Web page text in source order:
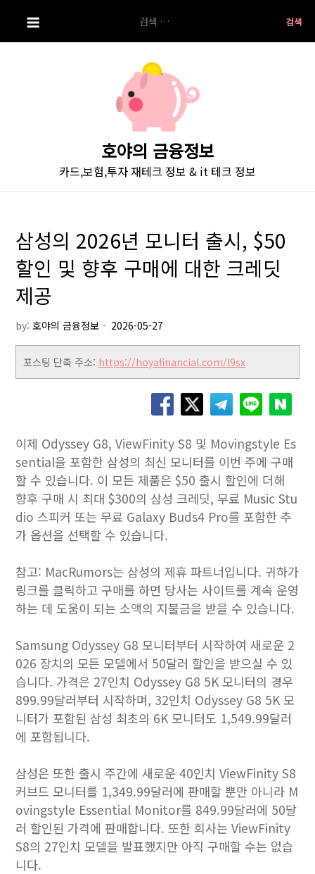
i
색:
호야의 금융정보
카드,보험,투자 재테크 정보 & it 테크 정보
삼성의 2026년 모니터 출시, $50
할인 및 향후 구매에 대한 크레딧
제공
by:호야의 금융정보
포스팅 단축 주소: https://hoyafinancial.com/l9sx
이제 Odyssey G8, ViewFinity S8 및 Movingstyle Es
sential을 포함한 삼성의 최신 모니터를 이번 주에 구매
할 수 있습니다. 이 모든 제품은 $50 출시 할인에 더해
향후 구매 시 최대 $300의 삼성 크레딧, 무료 Music Stu
dio 스피커 또는 무료 Galaxy Buds4 Pro를 포함한 추
가 옵션을 선택할 수 있습니다.
참고: MacRumors는 삼성의 제휴 파트너입니다. 귀하가
링크를 클릭하고 구매를 하면 당사는 사이트를 계속 운영
하는 데 도움이 되는 소액의 지불금을 받을 수 있습니다.
Samsung Odyssey G8 모니터부터 시작하여 새로운 2
026 장치의 모든 모델에서 50달러 할인을 받으실 수 있
습니다. 가격은 27인치 Odyssey G8 5K 모니터의 경우
899.99달러부터 시작하며, 32인치 Odyssey G8 5K 모
니터가 포함된 삼성 최초의 6K 모니터도 1,549.99달러
에 포함됩니다.
삼성은 또한 출시 주간에 새로운 40인치 ViewFinity S8
커브드 모니터를 1,349.99달러에 판매할 뿐만 아니라 M
ovingstyle Essential Monitor를 849.99달러에 50달
러 할인된 가격에 판매합니다. 또한 회사는 ViewFinity
S8의 27인치 모델을 발표했지만 아직 구매할 수는 없습
니다.